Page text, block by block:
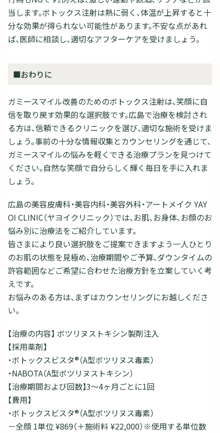
当します。ボトックス注射は熱に弱く、体温が上昇すると十
分な効果が得られない可能性があります。不安な点があれ
ば、医師に相談し、適切なアフターケアを受けましょう。
■おわりに
ガミースマイル改善のためのボトックス注射は、笑顔に自
信を取り戻す効果的な選択肢です。広島で治療を検討され
る方は、信頼できるクリニックを選び、適切な施術を受けま
しょう。事前の十分な情報収集とカウンセリングを通じて、
ガミースマイルの悩みを軽くできる治療プランを見つけて
ください。自然な笑顔で自分らしく輝く毎日を手に入れま
しょう。
広島の美容皮膚科・美容内科・美容外科・アートメイク YAY
OI CLINIC（ヤヨイクリニック）では、お肌、お身体、お顔のお
悩み別に治療法をご紹介しています。
皆さまにより良い選択肢をご提案できますよう一人ひとり
のお肌の状態を見極め、治療期間やご予算、ダウンタイムの
許容範囲などご希望に合わせた治療方針を立案していく考
えです。
お悩みのある方は、まずはカウンセリングにお越しくださ
い。
【治療の内容】 ボツリヌストキシン製剤注入
【採用薬剤】
・ボトックスビスタ®（A型ボツリヌス毒素）
・NABOTA（A型ボツリヌストキシン）
【治療期間および回数】3～4ヶ月ごとに1回
【費用】
・ボトックスビスタ®（A型ボツリヌス毒素）
－全顔 1単位 ¥869（＋施術料 ¥22,000）※使用する単位数